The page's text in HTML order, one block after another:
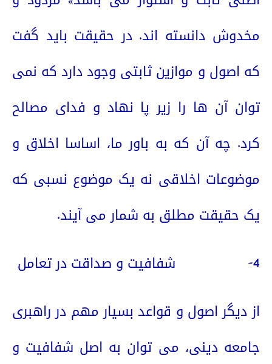
مخدوش دانسته اند. در حقیقت باید گفت
که اصول و موازین ثابتی وجود دارد که نمی
توان آن ها را زیر پا نهاد و فدای مصالح
کرد. چه آن که به باور ما، اساسا اخلاق و
موضوعات اخلاقی نه یک موضوع نسبی که
یک حقیقت مطلق به شمار می آیند.
4-
شفافیت و صداقت در تعامل
از دیگر اصول و قواعد بسیار مهم در راهبری
جامعه دینی، می توان به اصل شفافیت و